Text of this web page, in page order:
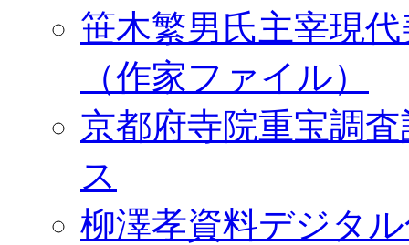
笹木繁男氏主宰現
（作家ファイル）
京都府寺院重宝調
ス
柳澤孝資料デジタ